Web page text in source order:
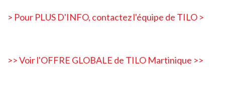
> Pour PLUS D'INFO, contactez l'équipe de TILO >
>> Voir l'OFFRE GLOBALE de TILO Martinique >>